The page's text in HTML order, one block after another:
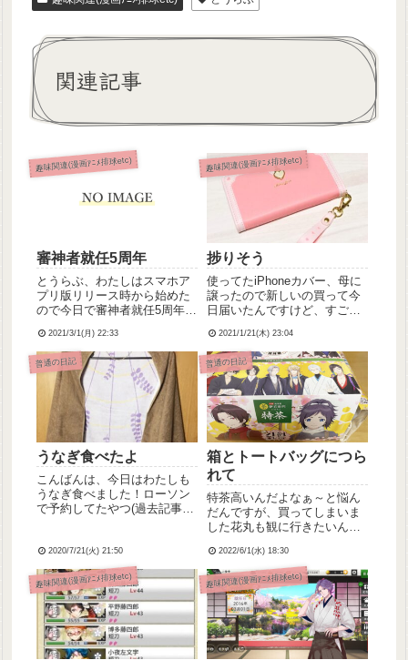
関連記事
趣味関連(漫画ｱﾆﾒ排球etc)
審神者就任5周年
とうらぶ、わたしはスマホア
プリ版リリース時から始めた
ので今日で審神者就任5周年で
るソシャゲはとうらぶだけで
す自分でもびっくり。とうら
ぶのおかげで一人でいろんな
所に行ける勇気と行動力が身
につきました。初めて遠征し
たの...
2021/3/1(月) 22:33
趣味関連(漫画ｱﾆﾒ排球etc)
捗りそう
使ってたiPhoneカバー、母に
譲ったので新しいの買って今
日届いたんですけど、すごく
ました✨スタンド機能？がつ
いてて横向きに固定できるの
でソシャゲが捗りそうです！
とうらぶイベント、課金しな
いで頑張ろうと思っていた
ん...
2021/1/21(木) 23:04
普通の日記
うなぎ食べたよ
こんばんは、今日はわたしも
うなぎ食べました！ローソン
で予約してたやつ(過去記事参
てたよりも小さくてｗｗ…う
ん、まぁ小さかったけど普通
に美味しかったし、善逸くん
がかわいかったので良しとし
ま...
2020/7/21(火) 21:50
普通の日記
箱とトートバッグにつら
れて
特茶高いんだよなぁ～と悩ん
だんですが、買ってしまいま
した花丸も観に行きたいんだ
いんじゃよorz…(車で高速使
って2時間くらい)
2022/6/1(水) 18:30
趣味関連(漫画ｱﾆﾒ排球etc) 趣味関連(漫画ｱﾆﾒ排球etc)